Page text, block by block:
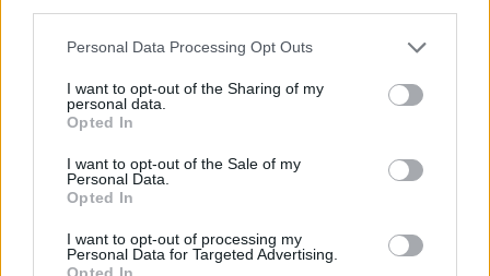
Please note that this website/app uses one or more Google
not limited to your visit or usage behaviour. You may click to
grant or deny consent to Google and its third-party tags to
use your data for below specified purposes in below Google
consent section.
Personal Data Processing Opt Outs
I want to opt-out of the Sharing of my
personal data.
Opted In
I want to opt-out of the Sale of my
Personal Data.
Opted In
I want to opt-out of processing my
Personal Data for Targeted Advertising.
Opted In